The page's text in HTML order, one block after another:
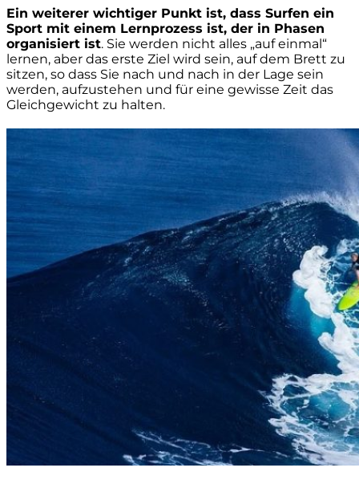
Ein weiterer wichtiger Punkt ist, dass Surfen ein
Sport mit einem Lernprozess ist, der in Phasen
organisiert ist. Sie werden nicht alles „auf einmal“
lernen, aber das erste Ziel wird sein, auf dem Brett zu
sitzen, so dass Sie nach und nach in der Lage sein
werden, aufzustehen und für eine gewisse Zeit das
Gleichgewicht zu halten.